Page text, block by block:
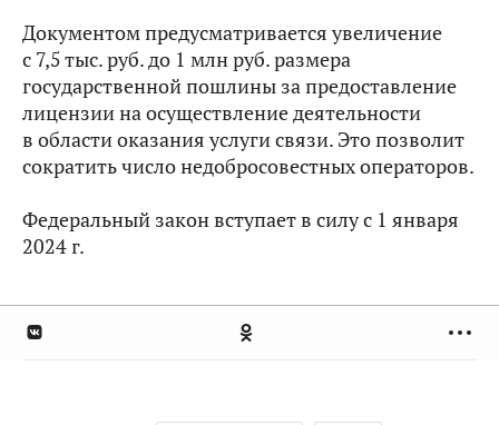
Документом предусматривается увеличение
с 7,5 тыс. руб. до 1 млн руб. размера
государственной пошлины за предоставление
лицензии на осуществление деятельности
в области оказания услуги связи. Это позволит
сократить число недобросовестных операторов.
Федеральный закон вступает в силу с 1 января
2024 г.